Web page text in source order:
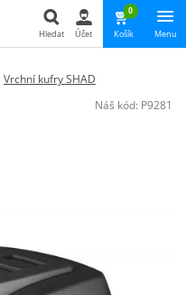
Hledat Účet
0
Košík Menu
Vrchní kufry SHAD
Náš kód: P9281